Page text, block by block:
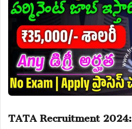
TATA Recruitment 2024: